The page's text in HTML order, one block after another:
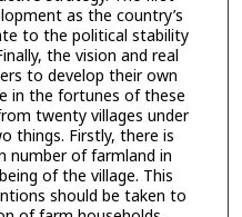
as the country’s
to the political stability
the vision and real
to develop their own
in the fortunes of these
twenty villages under
things. Firstly, there is
number of farmland in
of the village. This
should be taken to